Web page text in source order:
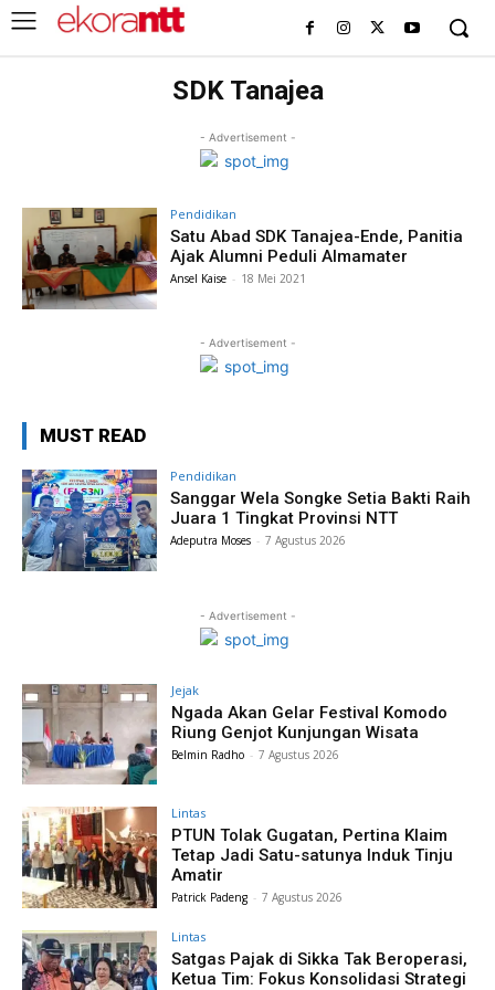
SDK Tanajea
- Advertisement -
Pendidikan
Satu Abad SDK Tanajea-Ende, Panitia
Ajak Alumni Peduli Almamater
Ansel Kaise - 18 Mei 2021
- Advertisement -
MUST READ
Pendidikan
Sanggar Wela Songke Setia Bakti Raih
Juara 1 Tingkat Provinsi NTT
Adeputra Moses - 7 Agustus 2026
- Advertisement -
Jejak
Ngada Akan Gelar Festival Komodo
Riung Genjot Kunjungan Wisata
Belmin Radho - 7 Agustus 2026
Lintas
PTUN Tolak Gugatan, Pertina Klaim
Tetap Jadi Satu-satunya Induk Tinju
Amatir
Patrick Padeng - 7 Agustus 2026
Lintas
Satgas Pajak di Sikka Tak Beroperasi,
Ketua Tim: Fokus Konsolidasi Strategi